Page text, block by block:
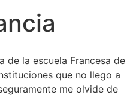
de la escuela Francesa de
que no llego a
me olvide de